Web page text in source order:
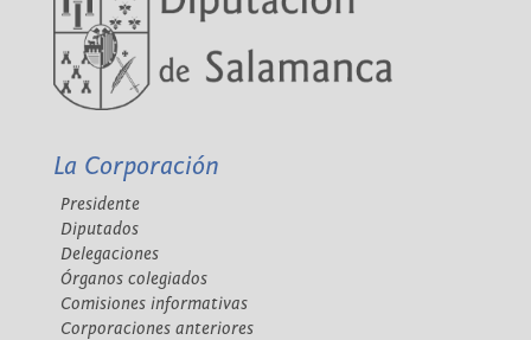
La Corporación
Presidente
Diputados
Delegaciones
Órganos colegiados
Comisiones informativas
Corporaciones anteriores